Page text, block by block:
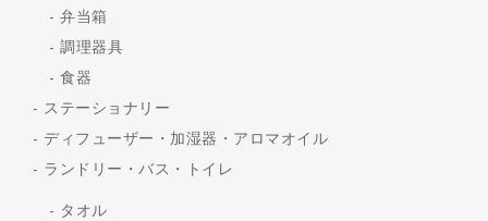
弁当箱
調理器具
食器
ステーショナリー
ディフューザー・加湿器・アロマオイル
ランドリー・バス・トイレ
タオル